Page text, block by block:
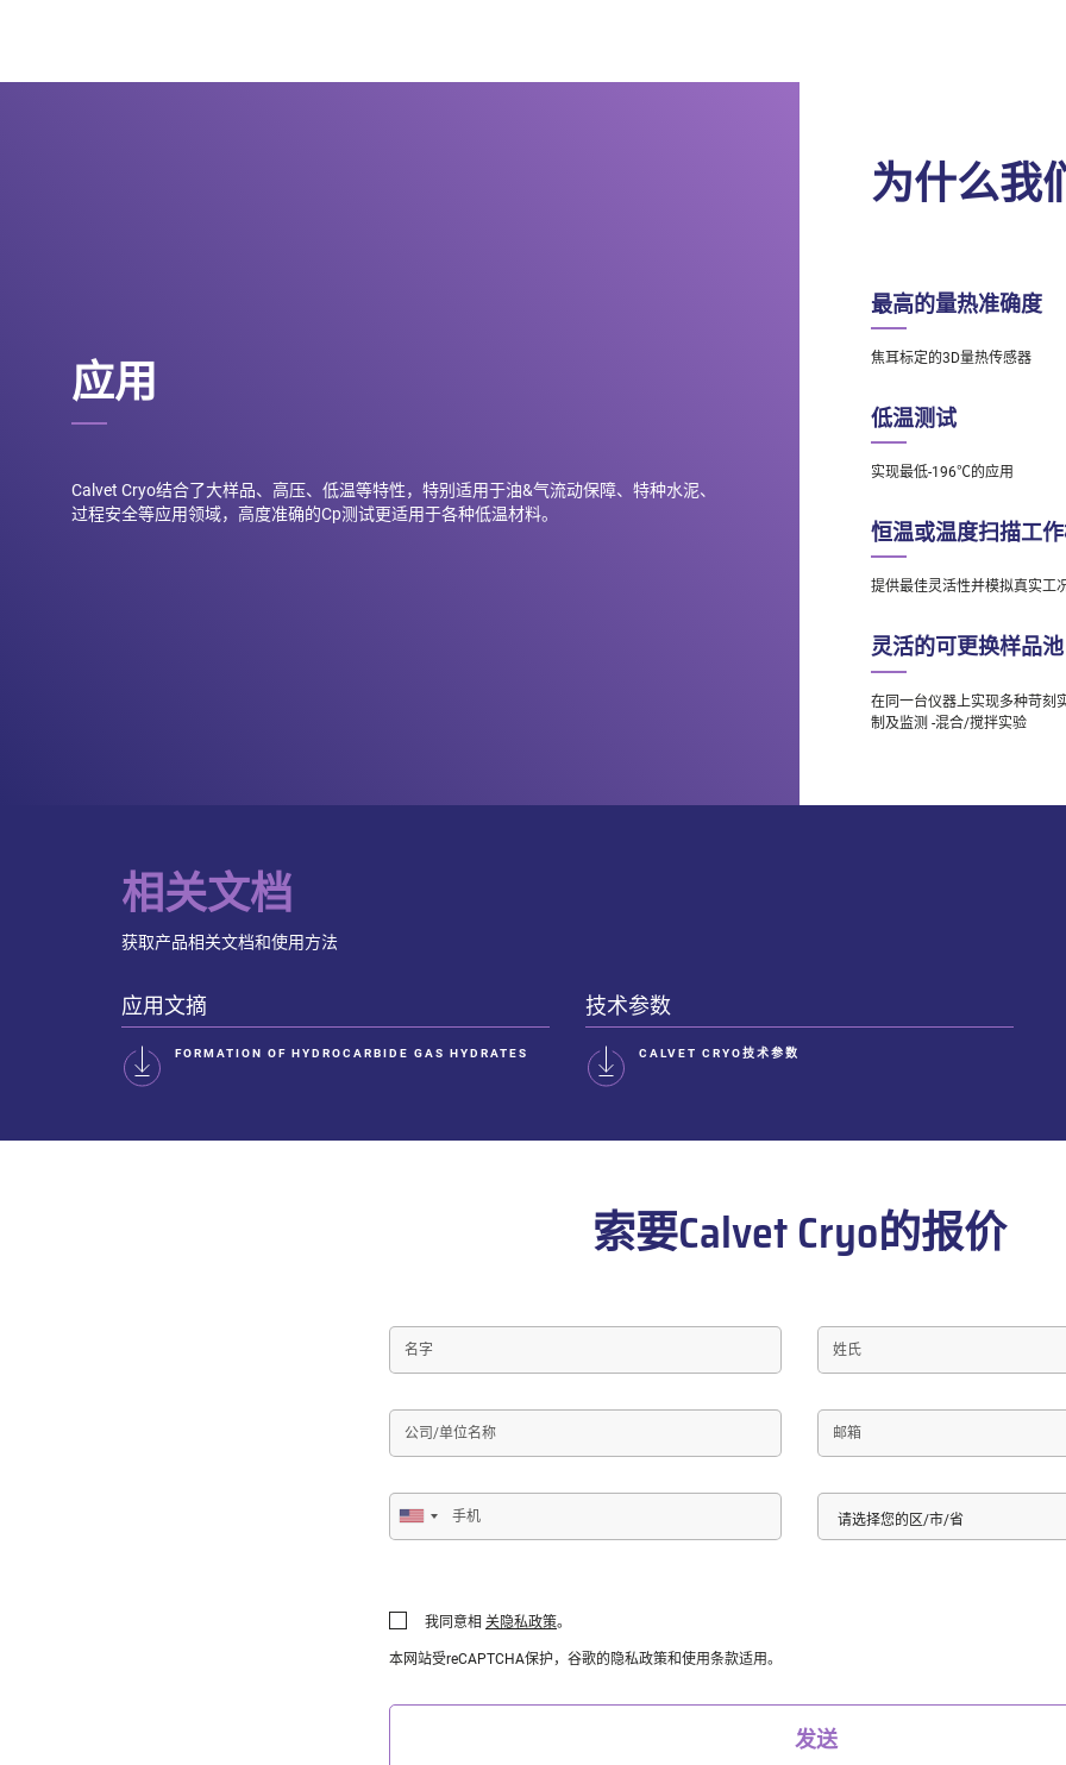
应用
Calvet Cryo结合了大样品、高压、低温等特性，特别适用于油&气流动保障、特种水泥、
过程安全等应用领域，高度准确的Cp测试更适用于各种低温材料。
为什么我
最高的量热准确度
焦耳标定的3D量热传感器
低温测试
实现最低-196℃的应用
恒温或温度扫描工
提供最佳灵活性并模拟真实工
灵活的可更换样品池
在同一台仪器上实现多种苛刻
制及监测 -混合/搅拌实验
相关文档
获取产品相关文档和使用方法
应用文摘
FORMATION OF HYDROCARBIDE GAS HYDRATES
技术参数
CALVET CRYO技术参数
索要Calvet Cryo的报价
名
姓
公
司/
单
称
邮
手
机
國选
地
我同意相 关隐私政策。
本网站受reCAPTCHA保护，谷歌的隐私政策和使用条款适用。
发送